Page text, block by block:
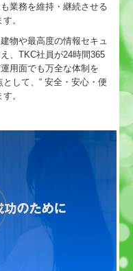
業務を維持・継続させる
。
物や最高度の情報セキュ
、TKC社員が24時間365
用面でも万全な体制を
して、“ 安全・安心・便
。